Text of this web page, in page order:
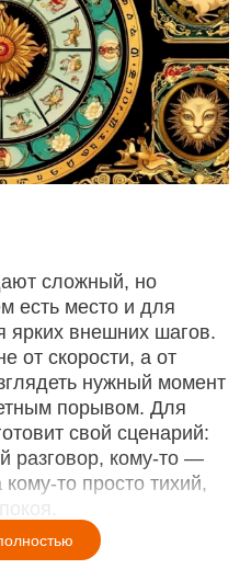
сложный, но
есть место и для
ярких внешних шагов.
от скорости, а от
нужный момент
порывом. Для
свой сценарий:
разговор, кому‑то —
просто тихий,